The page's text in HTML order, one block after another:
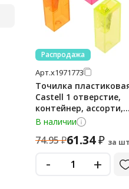
Распродажа
Арт.х1971773
Точилка
Castell 1 отверстие,
контейнер, ассорти,
флуоресцентные
В наличии
74.95₽61.34₽ за
- +